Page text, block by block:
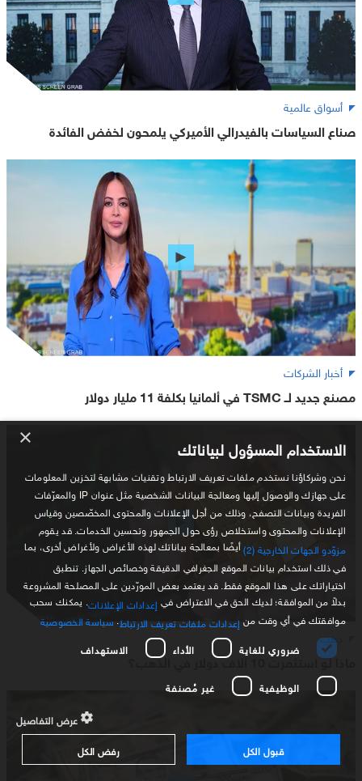
أسواق عالمية
صناع السياسات بالفيدرالي الأميركي يلمحون لخفض الفائدة
أخبار الشركات
مصنع جديد لــ TSMC في ألمانيا بكلفة 11 مليار دولار
ذهب
ماذا لو استثمرت 10 آلاف دولار في الذهب؟
× الاستخدام المسؤول لبياناتك
نحن وشركاؤنا نستخدم ملفات تعريف الارتباط وتقنيات مشابهة لتخزين المعلومات
على جهازك والوصول إليها ومعالجة البيانات الشخصية مثل عنوان IP والمعرّفات
الفريدة وبيانات التصفح، وذلك من أجل الإعلانات والمحتوى المخصّصين وقياس
الإعلانات والمحتوى واستخلاص رؤى حول الجمهور وتحسين الخدمات. قد يقوم
مزوّدو الجهات الخارجية (2)
أيضًا بمعالجة بياناتك لهذه الأغراض ولأغراض أخرى، بما
في ذلك استخدام بيانات الموقع الجغرافي الدقيقة وخصائص الجهاز. تنطبق
اختياراتك على هذا الموقع فقط. قد يعتمد بعض المورّدين على المصلحة المشروعة
بدلاً من الموافقة؛ لديك الحق في الاعتراض في إعدادات الإعلانات . يمكنك سحب
موافقتك في أي وقت من إعدادات ملفات تعريف الارتباط سياسة الخصوصية
ضروري للغاية
الأداء الاستهداف
الوظيفية غير مُصنفة
عرض التفاصيل
قبول الكل
رفض الكل